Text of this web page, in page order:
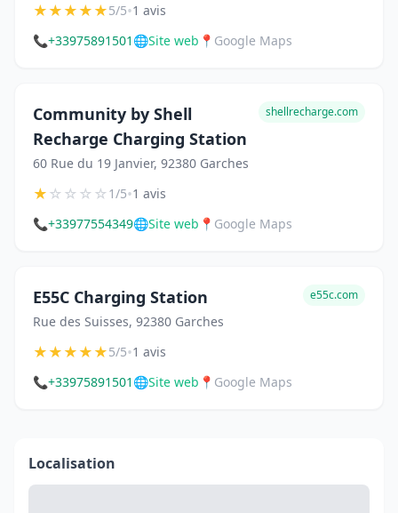
★★★★★5/5•1 avis
📞+33975891501 🌐Site web 📍 Google Maps
Community by Shell
Recharge Charging Station
60 Rue du 19 Janvier, 92380 Garches
shellrecharge.com
★☆☆☆☆1/5•1 avis
📞+33977554349🌐Site web 📍 Google Maps
E55C Charging Station
Rue des Suisses, 92380 Garches
e55c.com
★★★★★5/5•1 avis
📞+33975891501 🌐Site web 📍 Google Maps
Localisation